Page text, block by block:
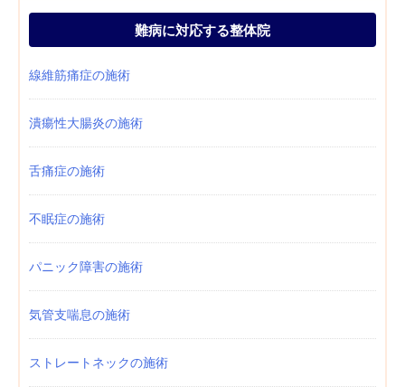
難病に対応する整体院
線維筋痛症の施術
潰瘍性大腸炎の施術
舌痛症の施術
不眠症の施術
パニック障害の施術
気管支喘息の施術
ストレートネックの施術